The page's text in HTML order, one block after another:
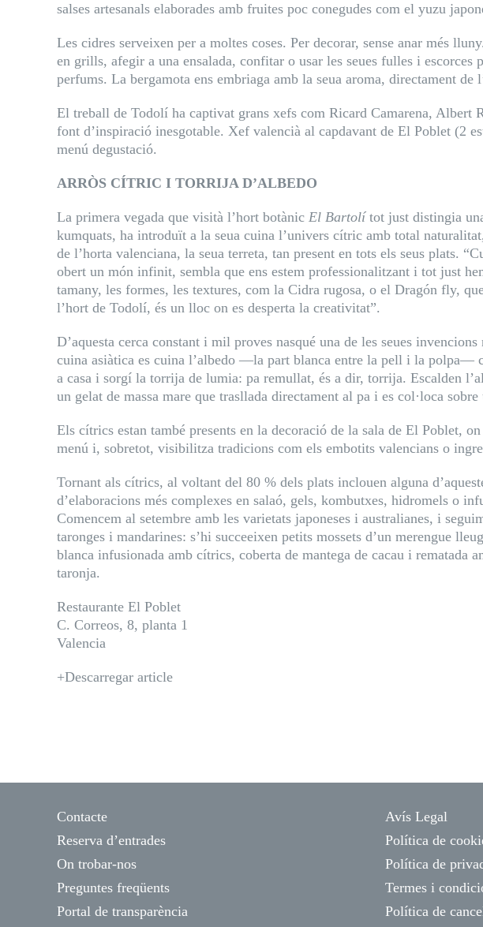
salses artesanals elaborades amb fruites poc conegudes com el yuzu
Les cidres serveixen per a moltes coses. Per decorar, sense anar més
en grills, afegir a una ensalada, confitar o usar les seues fulles i
perfums. La bergamota ens embriaga amb la seua aroma, directament de
El treball de Todolí ha captivat grans xefs com Ricard Camarena,
font d’inspiració inesgotable. Xef valencià al capdavant de El Poblet (2
menú degustació.
ARRÒS CÍTRIC I TORRIJA D’ALBEDO
La primera vegada que visità l’hort botànic El Bartolítot just distingia
kumquats, ha introduït a la seua cuina l’univers cítric amb total
de l’horta valenciana, la seua terreta, tan present en tots els seus plats.
obert un món infinit, sembla que ens estem professionalitzant i tot just
tamany, les formes, les textures, com la Cidra rugosa, o el Dragón fly,
l’hort de Todolí, és un lloc on es desperta la creativitat”.
D’aquesta cerca constant i mil proves nasqué una de les seues invencions
cuina asiàtica es cuina l’albedo —la part blanca entre la pell i la polpa—
a casa i sorgí la torrija de lumia: pa remullat, és a dir, torrija. Escalden
un gelat de massa mare que trasllada directament al pa i es col·loca
Els cítrics estan també presents en la decoració de la sala de El Poblet,
menú i, sobretot, visibilitza tradicions com els embotits valencians o
Tornant als cítrics, al voltant del 80 % dels plats inclouen alguna
d’elaboracions més complexes en salaó, gels, kombutxes, hidromels o
Comencem al setembre amb les varietats japoneses i australianes, i
taronges i mandarines: s’hi succeeixen petits mossets d’un merengue
blanca infusionada amb cítrics, coberta de mantega de cacau i
taronja.
Restaurante El Poblet
C. Correos, 8, planta 1
Valencia
+Descarregar article
Contacte
Reserva d’entrades
On trobar-nos
Preguntes freqüents
Portal de transparència
Avís Legal
Política de
Política de
Termes i
Política de